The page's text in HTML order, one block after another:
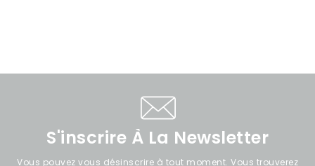
S'inscrire À La Newsletter
Vous pouvez vous désinscrire à tout moment. Vous trouverez